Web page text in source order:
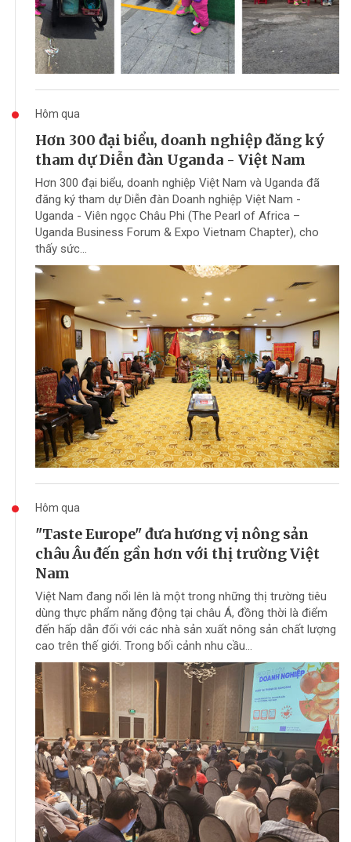
Hôm qua
Hơn 300 đại biểu, doanh nghiệp đăng ký
tham dự Diễn đàn Uganda - Việt Nam
Hơn 300 đại biểu, doanh nghiệp Việt Nam và Uganda đã
đăng ký tham dự Diễn đàn Doanh nghiệp Việt Nam -
Uganda - Viên ngọc Châu Phi (The Pearl of Africa –
Uganda Business Forum & Expo Vietnam Chapter), cho
thấy sức...
Hôm qua
"Taste Europe" đưa hương vị nông sản
châu Âu đến gần hơn với thị trường Việt
Nam
Việt Nam đang nổi lên là một trong những thị trường tiêu
dùng thực phẩm năng động tại châu Á, đồng thời là điểm
đến hấp dẫn đối với các nhà sản xuất nông sản chất lượng
cao trên thế giới. Trong bối cảnh nhu cầu...